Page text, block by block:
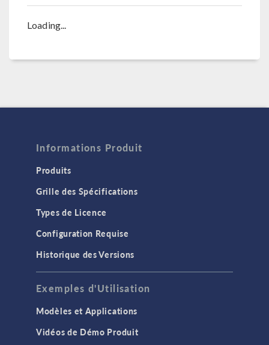
Loading...
Informations Produit
Produits
Grille des Spécifications
Types de Licence
Configuration Requise
Historique des Versions
Exemples d'Utilisation
Modèles et Applications
Vidéos de Démo Produit